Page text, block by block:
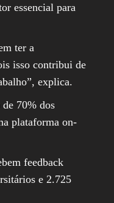
essencial para
ter a
isso contribui de
explica.
70% dos
plataforma on-
feedback
e 2.725